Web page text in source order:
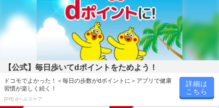
【公式】毎日歩いてdポイントをためよう！
ドコモでよかった！＜毎日の歩数がdポイントに＞アプリで健康
習慣が楽しく続く！
[PR] dヘルスケア
詳細は
こちら